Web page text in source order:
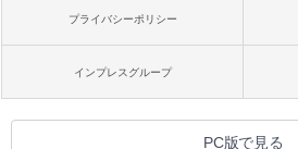
プライバシーポリシー
インプレスグループ
PC版で見る